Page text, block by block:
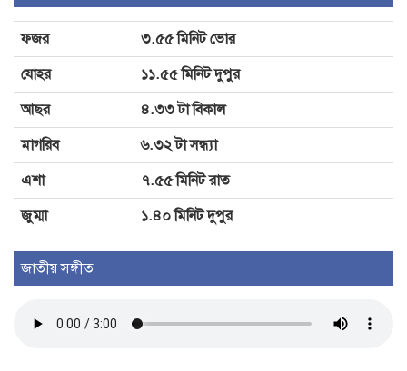
তোলারাম কলেজ ছাত্রাবাসে ছাত্রদলের
ভাঙচুর-লুটপাটের অভিযোগ
ফজর
৩.৫৫ মিনিট ভোর
যোহর
১১.৫৫ মিনিট দুপুর
আছর
৪.৩৩ টা বিকাল
মাগরিব
৬.৩২ টা সন্ধ্যা
এশা
৭.৫৫ মিনিট রাত
জুম্মা
১.৪০ মিনিট দুপুর
জাতীয় সঙ্গীত